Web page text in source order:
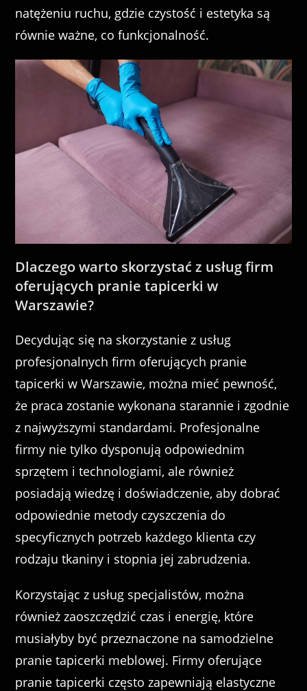
natężeniu ruchu, gdzie czystość i estetyka są
równie ważne, co funkcjonalność.
Dlaczego warto skorzystać z usług firm
oferujących pranie tapicerki w
Warszawie?
Decydując się na skorzystanie z usług
profesjonalnych firm oferujących pranie
tapicerki w Warszawie, można mieć pewność,
że praca zostanie wykonana starannie i zgodnie
z najwyższymi standardami. Profesjonalne
firmy nie tylko dysponują odpowiednim
sprzętem i technologiami, ale również
posiadają wiedzę i doświadczenie, aby dobrać
odpowiednie metody czyszczenia do
specyficznych potrzeb każdego klienta czy
rodzaju tkaniny i stopnia jej zabrudzenia.
Korzystając z usług specjalistów, można
również zaoszczędzić czas i energię, które
musiałyby być przeznaczone na samodzielne
pranie tapicerki meblowej. Firmy oferujące
pranie tapicerki często zapewniają elastyczne